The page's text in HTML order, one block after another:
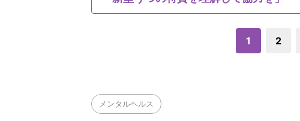
1 2
メンタルヘルス